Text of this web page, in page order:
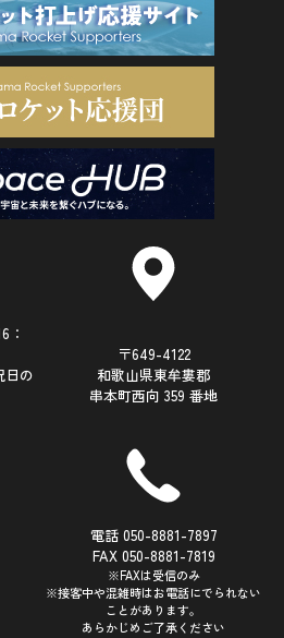
：
日の
〒649-4122
和歌山県東牟婁郡
串本町西向 359 番地
電話 050-8881-7897
FAX 050-8881-7819
※FAXは受信のみ
※接客中や混雑時はお電話にでられない
ことがあります。
あらかじめご了承ください